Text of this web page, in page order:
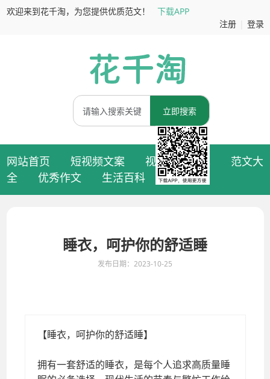
欢迎来到花千淘，为您提供优质范文！
下载APP
注册
登录
立即搜索
网站首页 短视频文案 视频拍摄脚本
范文大
全
优秀作文 生活百科
睡衣，呵护你的舒适睡
发布日期：2023-10-25